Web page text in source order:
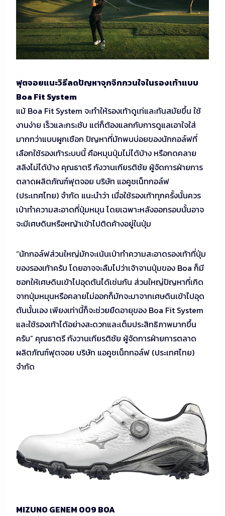
ฟุตจอยแนะวิธีลดปัญหาจุกจิกกวนใจในรองเท้าแบบ
Boa Fit System
แม้ Boa Fit System จะทำให้รองเท้าดูเท่และทันสมัยขึ้น ใช้
งานง่าย เร็วและกระชับ แต่ก็ต้องแลกกับการดูแลเอาใจใส่
มากกว่าแบบผูกเชือก ปัญหาที่มักพบบ่อยของนักกอล์ฟที่
เลือกใช้รองเท้าระบบนี้ คือหมุนปุ่มไม่ได้บ้าง หรือกดคลาย
สลิงไม่ได้บ้าง คุณธาตรี กังวานเกียรติชัย ผู้จัดการฝ่ายการ
ตลาดผลิตภัณฑ์ฟุตจอย บริษัท แอคูชเน็ทกอล์ฟ
(ประเทศไทย) จำกัด แนะนำว่า เมื่อใช้รองเท้าทุกครั้งนั้นควร
เป่าทำความสะอาดที่ปุ่มหมุน โดยเฉพาะหลังออกรอบนั้นอาจ
จะมีเศษดินหรือหญ้าเข้าไปติดค้างอยู่ในปุ่ม
“นักกอล์ฟส่วนใหญ่มักจะเน้นเป่าทำความสะอาดรองเท้าที่ปุ่ม
ของรองเท้าครับ โดยอาจจะลืมไปว่าเจ้าจานปุ่มของ Boa ก็มี
ซอกให้เศษดินเข้าไปอุดตันได้เช่นกัน ส่วนใหญ่ปัญหาที่เกิด
จากปุ่มหมุนหรือคลายไม่ออกก็มักจะมาจากเศษดินเข้าไปอุด
ตันนั้นเอง เพียงเท่านี้ก็จะช่วยยืดอายุของ Boa Fit System
และใช้รองเท้าได้อย่างสะดวกและเต็มประสิทธิภาพมากขึ้น
ครับ” คุณธาตรี กังวานเกียรติชัย ผู้จัดการฝ่ายการตลาด
ผลิตภัณฑ์ฟุตจอย บริษัท แอคูชเน็ทกอล์ฟ (ประเทศไทย)
จำกัด
MIZUNO GENEM 009 BOA